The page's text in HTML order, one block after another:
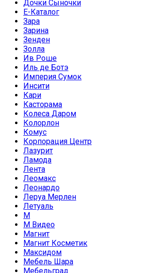
Дочки Сыночки
Е-Каталог
Зара
Зарина
Зенден
Золла
Ив Роше
Иль де Ботэ
Империя Сумок
Инсити
Кари
Касторама
Колеса Даром
Колорлон
Комус
Корпорация Центр
Лазурит
Ламода
Лента
Леомакс
Леонардо
Леруа Мерлен
Летуаль
М
М Видео
Магнит
Магнит Косметик
Максидом
Мебель Шара
Мебельград